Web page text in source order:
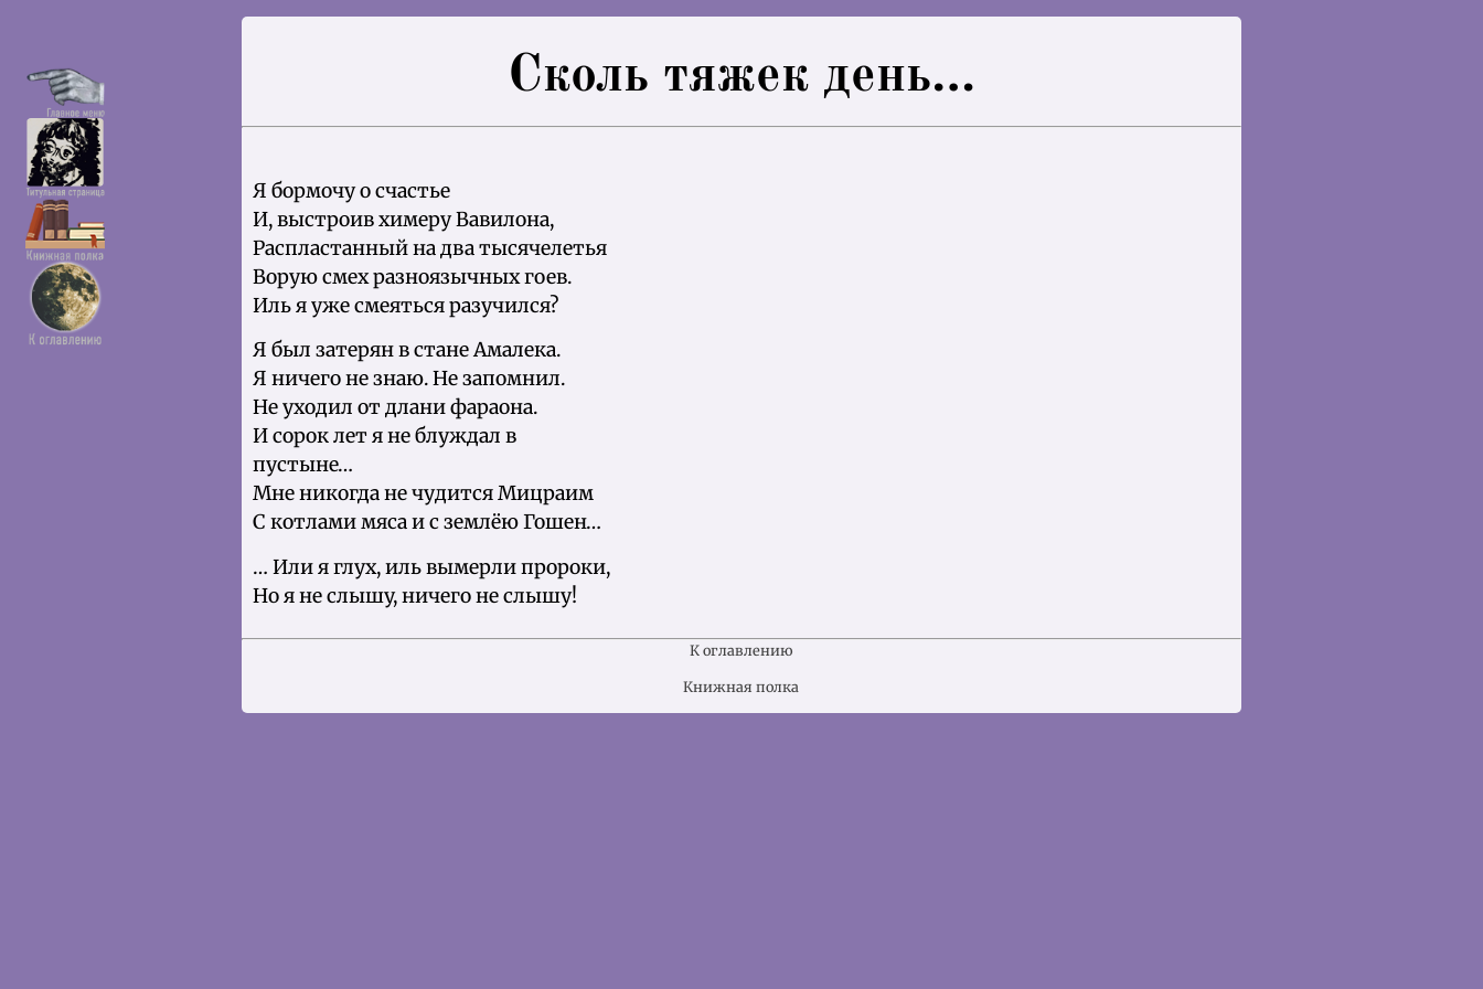
Сколь тяжек день…
Я бормочу о счастье
И, выстроив химеру Вавилона,
Распластанный на два тысячелетья
Ворую смех разноязычных гоев.
Иль я уже смеяться разучился?
Я был затерян в стане Амалека.
Я ничего не знаю. Не запомнил.
Не уходил от длани фараона.
И сорок лет я не блуждал в
пустыне…
Мне никогда не чудится Мицраим
С котлами мяса и с землёю Гошен…
… Или я глух, иль вымерли пророки,
Но я не слышу, ничего не слышу!
К оглавлению
Книжная полка